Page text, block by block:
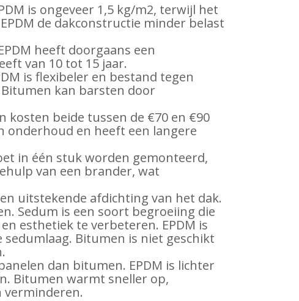
is ongeveer 1,5 kg/m2, terwijl het
de dakconstructie minder belast
heeft doorgaans een
van 10 tot 15 jaar.
is flexibeler en bestand tegen
kan barsten door
kosten beide tussen de €70 en €90
onderhoud en heeft een langere
in één stuk worden gemonteerd,
van een brander, wat
uitstekende afdichting van het dak.
Sedum is een soort begroeiing die
esthetiek te verbeteren. EPDM is
Bitumen is niet geschikt
dan bitumen. EPDM is lichter
Bitumen warmt sneller op,
verminderen.